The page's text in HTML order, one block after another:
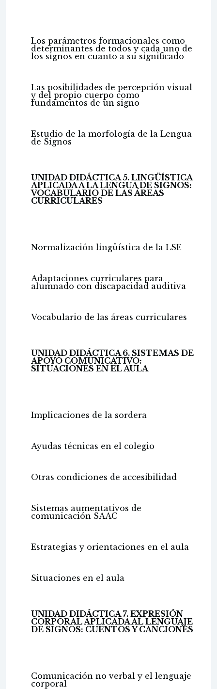
Los parámetros formacionales como
determinantes de todos y cada uno de
los signos en cuanto a su significado
Las posibilidades de percepción visual
y del propio cuerpo como
fundamentos de un signo
Estudio de la morfología de la Lengua
de Signos
UNIDAD DIDÁCTICA 5. LINGÜÍSTICA
APLICADA A LA LENGUA DE SIGNOS:
VOCABULARIO DE LAS ÁREAS
CURRICULARES
Normalización lingüística de la LSE
Adaptaciones curriculares para
alumnado con discapacidad auditiva
Vocabulario de las áreas curriculares
UNIDAD DIDÁCTICA 6. SISTEMAS DE
APOYO COMUNICATIVO:
SITUACIONES EN EL AULA
Implicaciones de la sordera
Ayudas técnicas en el colegio
Otras condiciones de accesibilidad
Sistemas aumentativos de
comunicación SAAC
Estrategias y orientaciones en el aula
Situaciones en el aula
UNIDAD DIDÁCTICA 7. EXPRESIÓN
CORPORAL APLICADA AL LENGUAJE
DE SIGNOS: CUENTOS Y CANCIONES
Comunicación no verbal y el lenguaje
corporal